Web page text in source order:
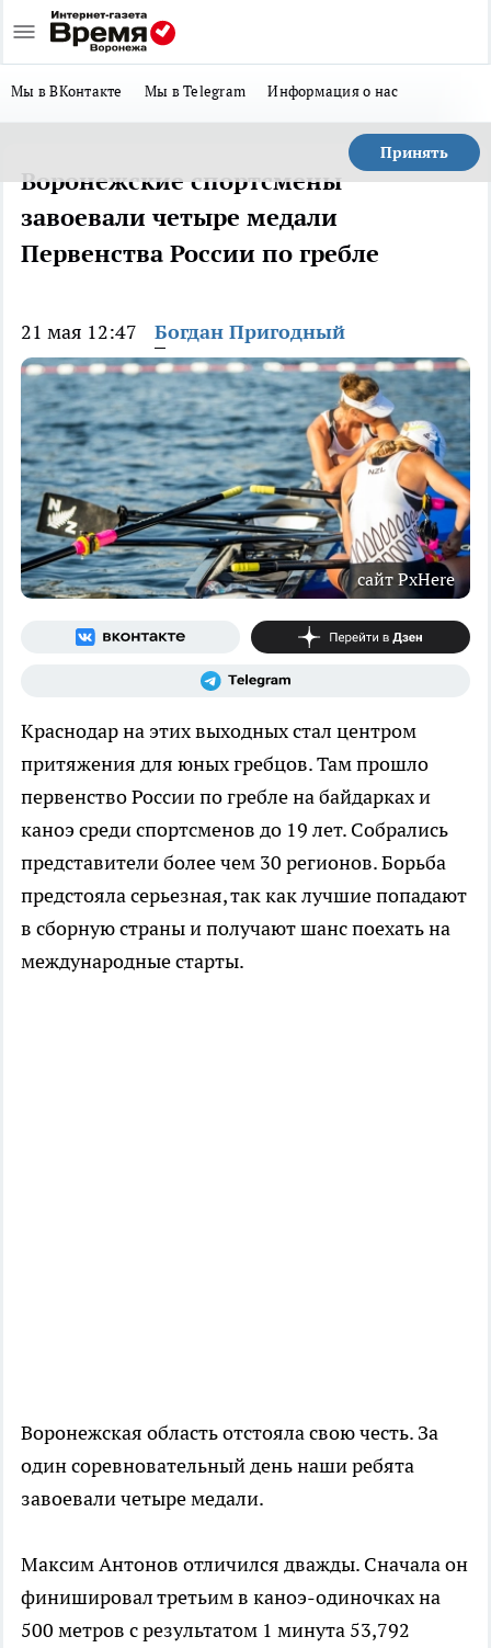
Мы в ВКонтакте Мы в Telegram Информация о нас
Принять
Воронежские спортсмены
завоевали четыре медали
Первенства России по гребле
21 мая 12:47 Богдан Пригодный
сайт PxHere
Краснодар на этих выходных стал центром
притяжения для юных гребцов. Там прошло
первенство России по гребле на байдарках и
каноэ среди спортсменов до 19 лет. Собрались
представители более чем 30 регионов. Борьба
предстояла серьезная, так как лучшие попадают
в сборную страны и получают шанс поехать на
международные старты.
Воронежская область отстояла свою честь. За
один соревновательный день наши ребята
завоевали четыре медали.
Максим Антонов отличился дважды. Сначала он
финишировал третьим в каноэ-одиночках на
500 метров с результатом 1 минута 53,792